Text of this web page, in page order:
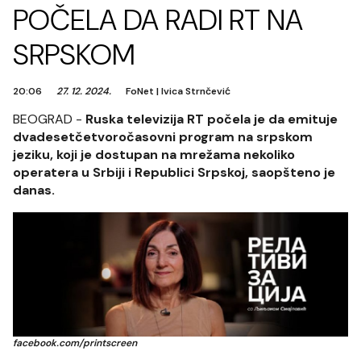
POČELA DA RADI RT NA
SRPSKOM
20:06 27. 12. 2024. FoNet |Ivica Strnčević
BEOGRAD - Ruska televizija RT počela je da emituje
dvadesetčetvoročasovni program na srpskom
jeziku, koji je dostupan na mrežama nekoliko
operatera u Srbiji i Republici Srpskoj, saopšteno je
danas.
facebook.com/printscreen